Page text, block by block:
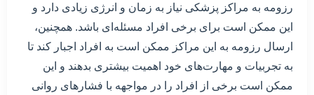
رزومه به مراکز پزشکی نیاز به زمان و انرژی زیادی دارد و
این ممکن است برای برخی افراد مسئله‌ای باشد. همچنین،
ارسال رزومه به این مراکز ممکن است به افراد اجبار کند تا
به تجربیات و مهارت‌های خود اهمیت بیشتری بدهند و این
ممکن است برخی از افراد را در مواجهه با فشارهای روانی